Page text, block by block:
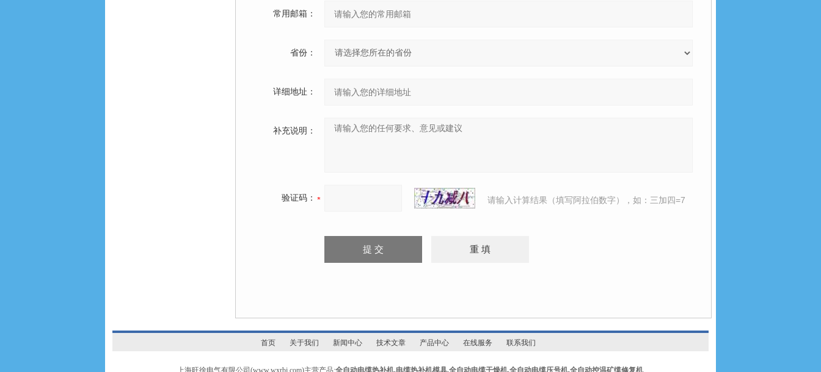
常用邮箱：
省份：
详细地址：
补充说明：
验证码： 请输入计算结果（填写阿拉伯数字），如：三加四=7
首页 关于我们 新闻中心 技术文章 产品中心 在线服务 联系我们
上海旺徐电气有限公司(www.wxrbj.com)主营产品:全自动电缆热补机,电缆热补机模具,全自动电缆干燥机,全自动电缆压号机,全自动控温矿缆修复机